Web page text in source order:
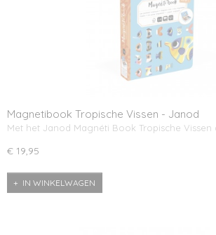
Magnetibook Tropische Vissen - Janod
Met het Janod Magnéti Book Tropische Vissen
€ 19,95
IN WINKELWAGEN